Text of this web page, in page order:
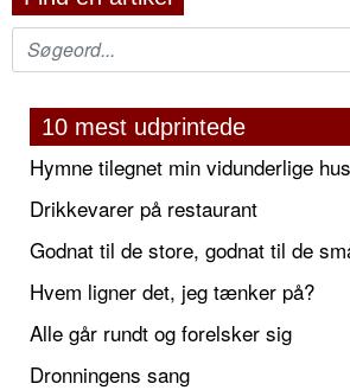
10 mest udprintede
Hymne tilegnet min vidunderlige
Drikkevarer på restaurant
Godnat til de store, godnat til de
Hvem ligner det, jeg tænker på?
Alle går rundt og forelsker sig
Dronningens sang